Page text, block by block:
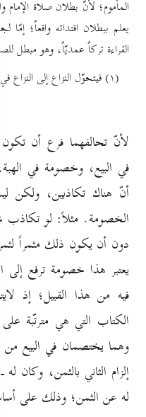
المأموم؛ لأنّ بطلان صلاة الإمام
يعلم ببطلان اقتدائه واقعاً؛ إمّا
القراءة تركاً عمديّاً، وهو مبطل
(۱) فيتحوّل النزاع إلى النزاع في البيع وعدمه، ولامعنىً للتحالف.
لأنّ تحالفهما فرع أن
في البيع، وخصومة في
أنّ هناك تكاذبين، ولكن
الخصومة. مثلاً: لو
دون أن يكون ذلك مثمراً
يعتبر هذا خصومة ترفع إلى
فيه من هذا القبيل؛ إذ
الكتاب التي هي مترتّبة على
وهما يختصمان في البيع من
إلزام الثاني بالثمن، وكان
له عن الثمن؛ وذلك على